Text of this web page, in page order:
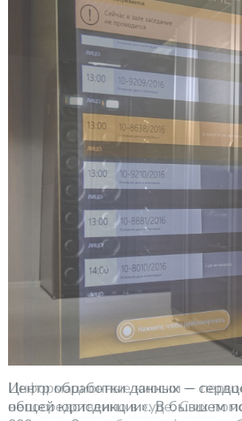
Информационные киоски —
непосредственно в суде. С их